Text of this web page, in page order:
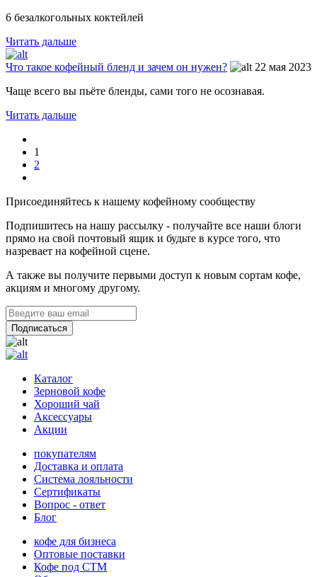
6 безалкогольных коктейлей
Читать дальше
Что такое кофейный бленд и зачем он нужен?
22 мая 2023
Чаще всего вы пьёте бленды, сами того не осознавая.
Читать дальше
1
2
Присоединяйтесь к нашему кофейному сообществу
Подпишитесь на нашу рассылку - получайте все наши блоги
прямо на свой почтовый ящик и будьте в курсе того, что
назревает на кофейной сцене.
А также вы получите первыми доступ к новым сортам кофе,
акциям и многому другому.
Каталог
Зерновой кофе
Хороший чай
Аксессуары
Акции
покупателям
Доставка и оплата
Система лояльности
Сертификаты
Вопрос - ответ
Блог
кофе для бизнеса
Оптовые поставки
Кофе под СТМ